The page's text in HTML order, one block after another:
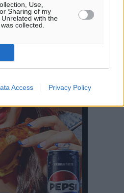
Use,
Sharing of my
with the
collected.
Access Privacy Policy
Ειδικό Χωροταξικό: Οι
παραμένουν –
ακραία καιρικά φαινόμενα
ανοίγει ξανά το
μουσείο από τη Λέσχη